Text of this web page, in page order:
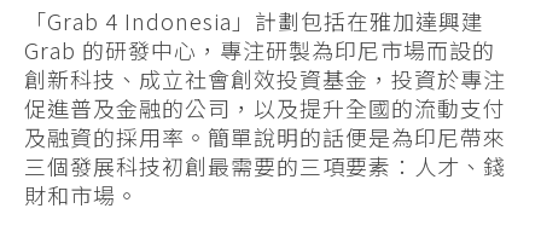
「Grab 4 Indonesia」計劃包括在雅加達興建
Grab 的研發中心，專注研製為印尼市場而設的
創新科技、成立社會創效投資基金，投資於專注
促進普及金融的公司，以及提升全國的流動支付
及融資的採用率。簡單說明的話便是為印尼帶來
三個發展科技初創最需要的三項要素：人才、錢
財和市場。